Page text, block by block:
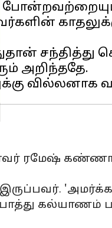
அறிந்ததே.
ரமேஷ் கண்ணா.
கல்யாணம்